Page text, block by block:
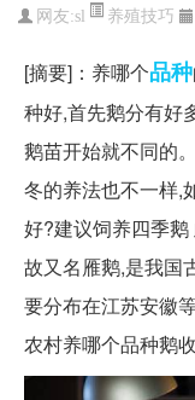
网友:sl 养殖技巧
[摘要]：养哪个品种
种好,首先鹅分有好
鹅苗开始就不同的
冬的养法也不一样,
好?建议饲养四季
故又名雁鹅,是我国
要分布在江苏安徽
农村养哪个品种鹅